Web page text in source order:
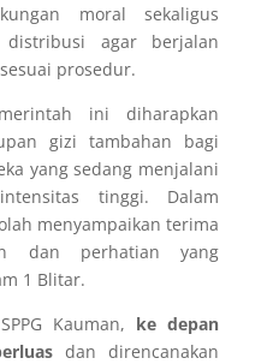
moral sekaligus
distribusi agar berjalan
prosedur.
ini diharapkan
gizi tambahan bagi
yang sedang menjalani
tinggi. Dalam
menyampaikan terima
dan perhatian yang
1 Blitar.
Kauman, ke depan
dan direncanakan